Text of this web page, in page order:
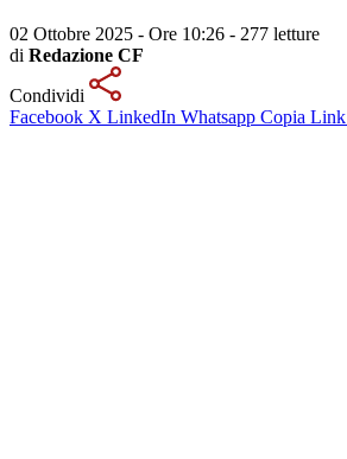
02 Ottobre 2025 - Ore 10:26 - 277 letture
di Redazione CF
Condividi
Facebook X LinkedIn Whatsapp Copia Link